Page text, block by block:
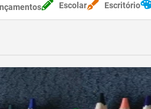
Escolar Escritório